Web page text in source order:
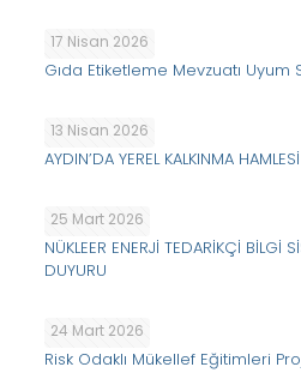
17 Nisan 2026
Gıda Etiketleme Mevzuatı Uyum
13 Nisan 2026
AYDIN’DA YEREL KALKINMA
25 Mart 2026
NÜKLEER ENERJİ TEDARİKÇİ BİLGİ
DUYURU
24 Mart 2026
Risk Odaklı Mükellef Eğitimleri